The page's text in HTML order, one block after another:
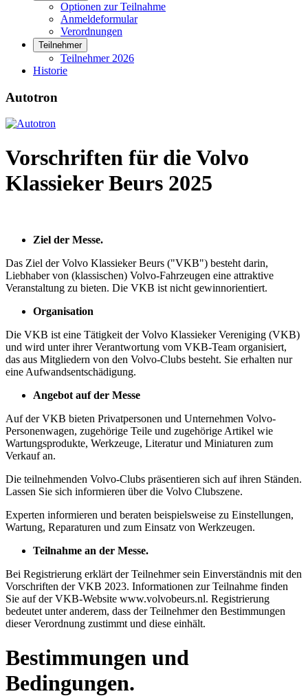
Optionen zur Teilnahme
Anmeldeformular
Verordnungen
Teilnehmer
Teilnehmer 2026
Historie
Autotron
Vorschriften für die Volvo
Klassieker Beurs 2025
Ziel der Messe.
Das Ziel der Volvo Klassieker Beurs ("VKB") besteht darin,
Liebhaber von (klassischen) Volvo-Fahrzeugen eine attraktive
Veranstaltung zu bieten. Die VKB ist nicht gewinnorientiert.
Organisation
Die VKB ist eine Tätigkeit der Volvo Klassieker Vereniging (VKB)
und wird unter ihrer Verantwortung vom VKB-Team organisiert,
das aus Mitgliedern von den Volvo-Clubs besteht. Sie erhalten nur
eine Aufwandsentschädigung.
Angebot auf der Messe
Auf der VKB bieten Privatpersonen und Unternehmen Volvo-
Personenwagen, zugehörige Teile und zugehörige Artikel wie
Wartungsprodukte, Werkzeuge, Literatur und Miniaturen zum
Verkauf an.
Die teilnehmenden Volvo-Clubs präsentieren sich auf ihren Ständen.
Lassen Sie sich informieren über die Volvo Clubszene.
Experten informieren und beraten beispielsweise zu Einstellungen,
Wartung, Reparaturen und zum Einsatz von Werkzeugen.
Teilnahme an der Messe.
Bei Registrierung erklärt der Teilnehmer sein Einverständnis mit den
Vorschriften der VKB 2023. Informationen zur Teilnahme finden
Sie auf der VKB-Website www.volvobeurs.nl. Registrierung
bedeutet unter anderem, dass der Teilnehmer den Bestimmungen
dieser Verordnung zustimmt und diese einhält.
Bestimmungen und
Bedingungen.